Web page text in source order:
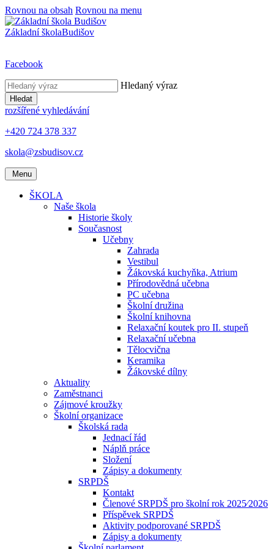
Rovnou na obsah Rovnou na menu
Základní školaBudišov
Facebook
Hledaný výraz
Hledat
rozšířené vyhledávání
+420 724 378 337
skola@zsbudisov.cz
Menu
ŠKOLA
Naše škola
Historie školy
Současnost
Učebny
Zahrada
Vestibul
Žákovská kuchyňka, Atrium
Přírodovědná učebna
PC učebna
Školní družina
Školní knihovna
Relaxační koutek pro II. stupeň
Relaxační učebna
Tělocvična
Keramika
Žákovské dílny
Aktuality
Zaměstnanci
Zájmové kroužky
Školní organizace
Školská rada
Jednací řád
Náplň práce
Složení
Zápisy a dokumenty
SRPDŠ
Kontakt
Členové SRPDŠ pro školní rok 2025⁄2026
Příspěvek SRPDŠ
Aktivity podporované SRPDŠ
Zápisy a dokumenty